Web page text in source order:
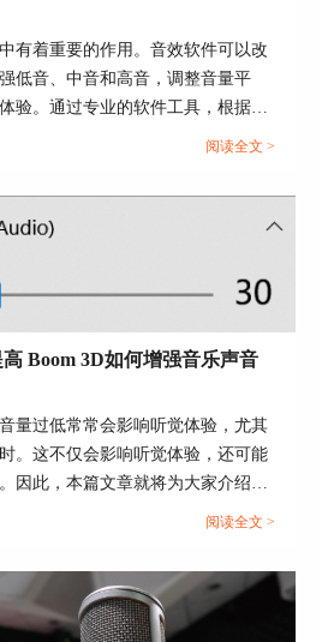
查一下当前电脑是否将Boom
备。具体的操作是，打开控制
板中的“播放”功能中找
器，并将其设置为默认播放设
有着重要的作用。音效软件可以改
低音、中音和高音，调整音量平
验。通过专业的软件工具，根据自
适当调节，从而获得自己最满意的音
音效方案。这有助于创造更逼真的
感受到敌人的位置或在影片中营造
阅读全文 >
Boom 3D如何增强音乐声音
量过低常常会影响听觉体验，尤其
。这不仅会影响听觉体验，还可能
因此，本篇文章就将为大家介绍音
Boom 3D如何增强音乐声音强度的
阅读全文 >